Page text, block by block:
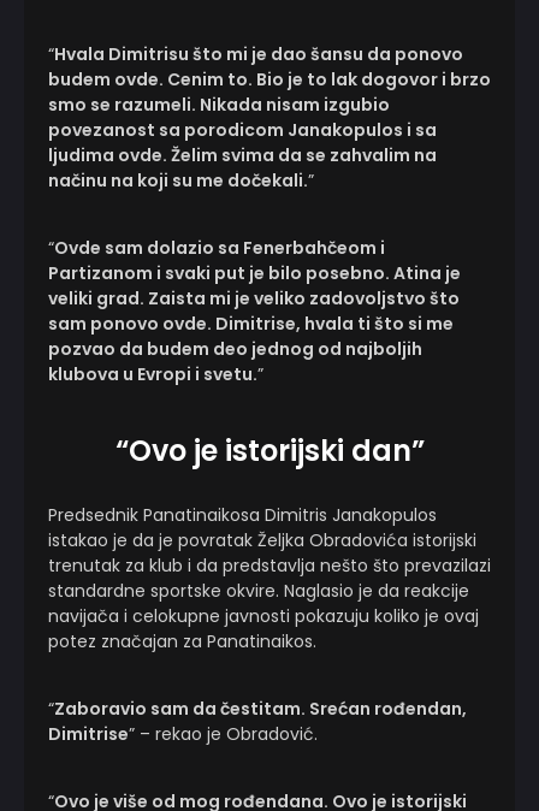
“Hvala Dimitrisu što mi je dao šansu da ponovo
budem ovde. Cenim to. Bio je to lak dogovor i brzo
smo se razumeli. Nikada nisam izgubio
povezanost sa porodicom Janakopulos i sa
ljudima ovde. Želim svima da se zahvalim na
načinu na koji su me dočekali.”
“Ovde sam dolazio sa Fenerbahčeom i
Partizanom i svaki put je bilo posebno. Atina je
veliki grad. Zaista mi je veliko zadovoljstvo što
sam ponovo ovde. Dimitrise, hvala ti što si me
pozvao da budem deo jednog od najboljih
klubova u Evropi i svetu.”
“Ovo je istorijski dan”
Predsednik Panatinaikosa Dimitris Janakopulos
istakao je da je povratak Željka Obradovića istorijski
trenutak za klub i da predstavlja nešto što prevazilazi
standardne sportske okvire. Naglasio je da reakcije
navijača i celokupne javnosti pokazuju koliko je ovaj
potez značajan za Panatinaikos.
“Zaboravio sam da čestitam. Srećan rođendan,
Dimitrise” – rekao je Obradović.
“Ovo je više od mog rođendana. Ovo je istorijski